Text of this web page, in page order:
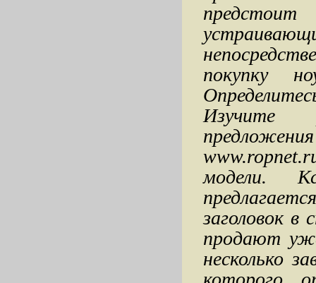
покупку
Изучите
модели.
заголовок в
продают
несколько